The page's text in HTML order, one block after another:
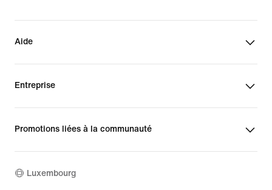
Aide
Entreprise
Promotions liées à la communauté
Luxembourg